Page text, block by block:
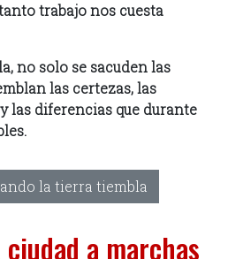
trabajo nos cuesta
no solo se sacuden las
las certezas, las
las diferencias que durante
la tierra tiembla
a marchas